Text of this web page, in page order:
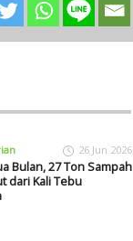
26 Jun 2026
Bulan, 27 Ton Sampah
dari Kali Tebu